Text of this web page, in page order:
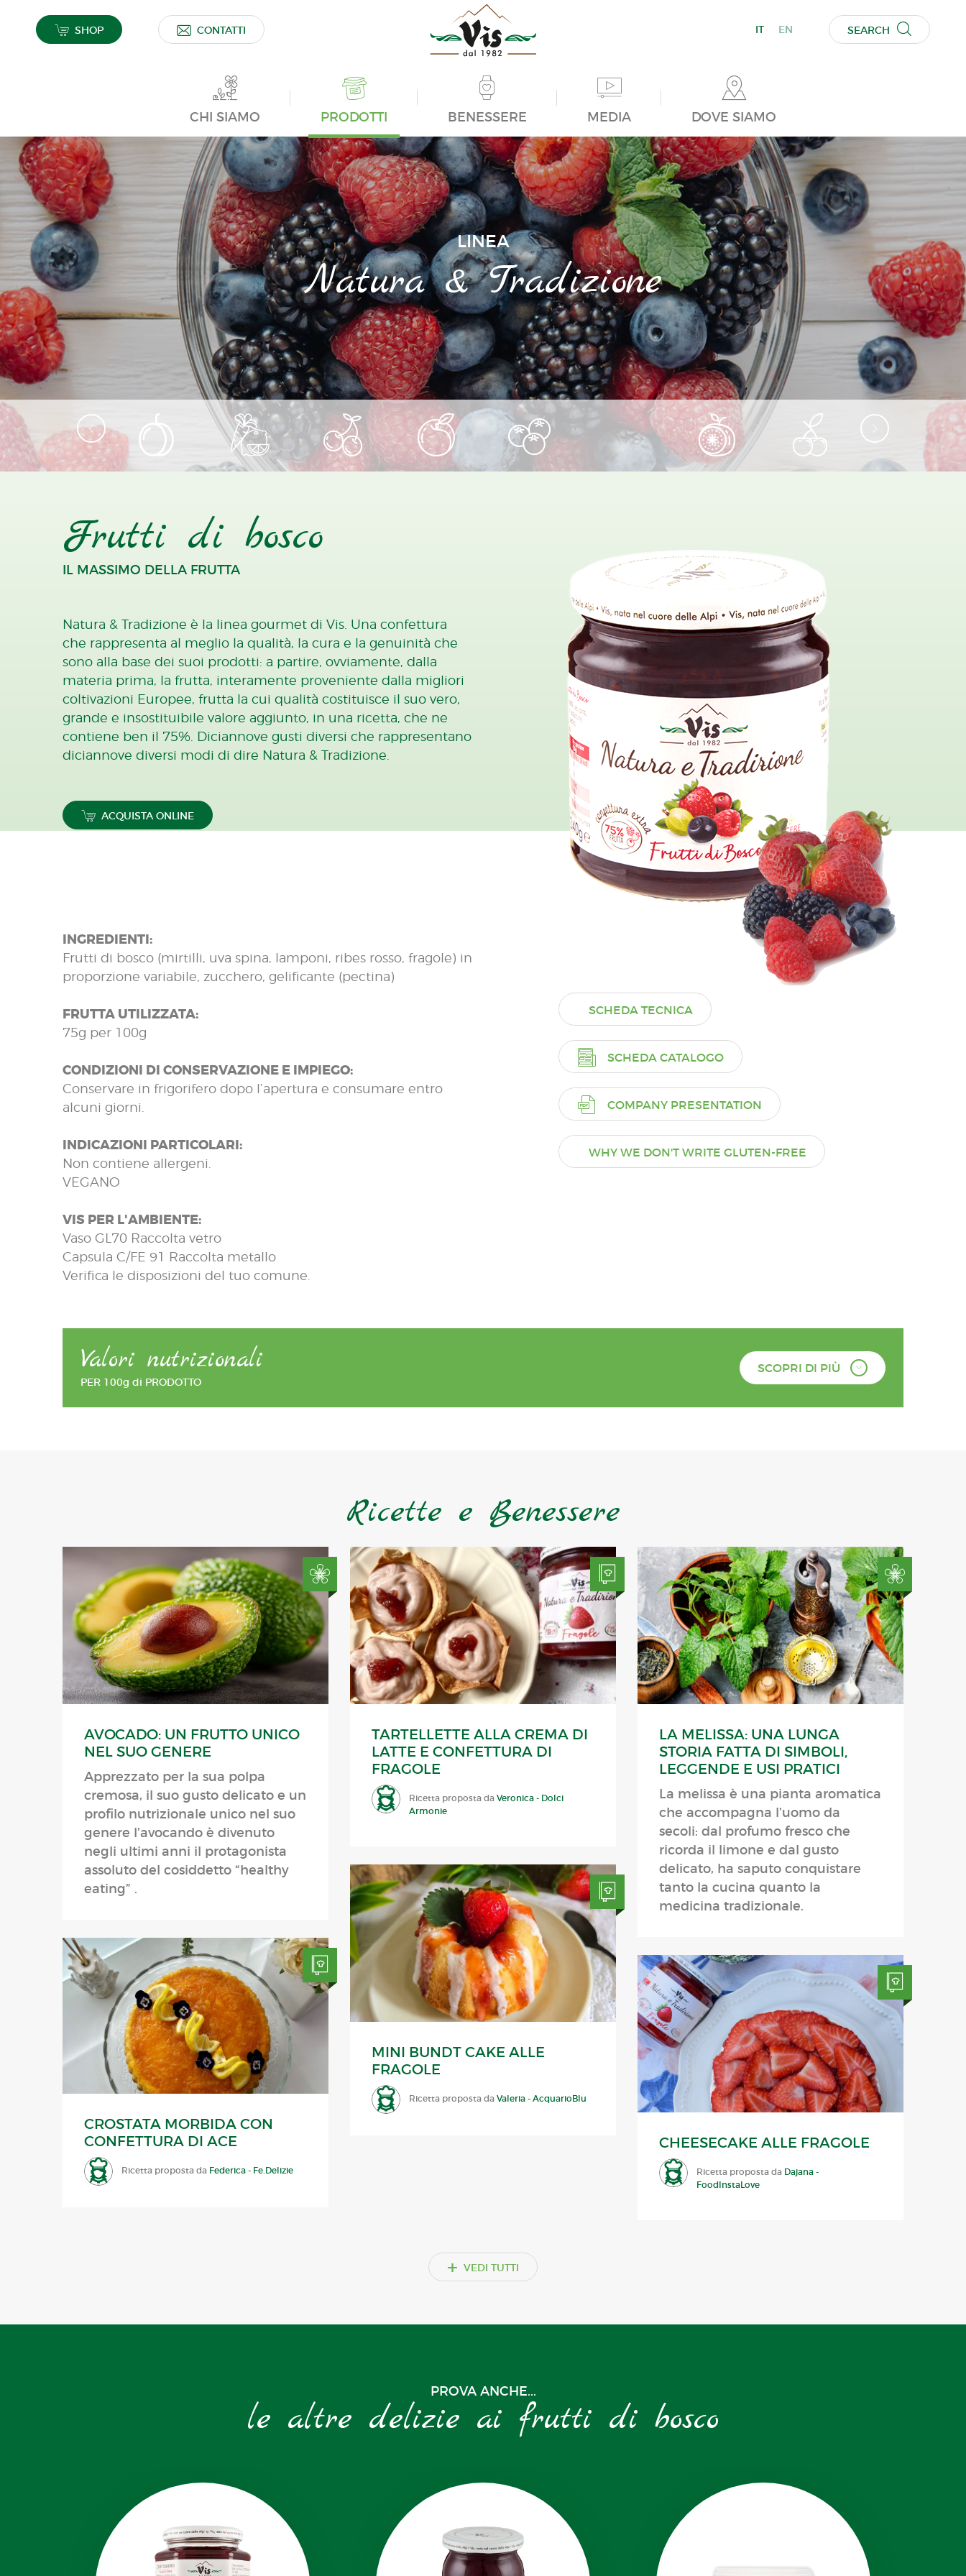
SHOP CONTATTI SEARCH
IT EN
CHI SIAMO PRODOTTI BENESSERE MEDIA DOVE SIAMO
LINEA
Natura & Tradizione
Frutti di bosco
IL MASSIMO DELLA FRUTTA
Natura & Tradizione è la linea gourmet di Vis. Una confettura
che rappresenta al meglio la qualità, la cura e la genuinità che
sono alla base dei suoi prodotti: a partire, ovviamente, dalla
materia prima, la frutta, interamente proveniente dalla migliori
coltivazioni Europee, frutta la cui qualità costituisce il suo vero,
grande e insostituibile valore aggiunto, in una ricetta, che ne
contiene ben il 75%. Diciannove gusti diversi che rappresentano
diciannove diversi modi di dire Natura & Tradizione.
ACQUISTA ONLINE
INGREDIENTI:
Frutti di bosco (mirtilli, uva spina, lamponi, ribes rosso, fragole) in
proporzione variabile, zucchero, gelificante (pectina)
FRUTTA UTILIZZATA:
75g per 100g
CONDIZIONI DI CONSERVAZIONE E IMPIEGO:
Conservare in frigorifero dopo l’apertura e consumare entro
alcuni giorni.
INDICAZIONI PARTICOLARI:
Non contiene allergeni.
VEGANO
VIS PER L'AMBIENTE:
Vaso GL70 Raccolta vetro
Capsula C/FE 91 Raccolta metallo
Verifica le disposizioni del tuo comune.
SCHEDA TECNICA
SCHEDA CATALOGO
COMPANY PRESENTATION
WHY WE DON'T WRITE GLUTEN-FREE
Valori nutrizionali
PER 100g di PRODOTTO
SCOPRI DI PIÙ
Ricette e Benessere
AVOCADO: UN FRUTTO UNICO
NEL SUO GENERE
Apprezzato per la sua polpa
cremosa, il suo gusto delicato e un
profilo nutrizionale unico nel suo
genere l’avocando è divenuto
negli ultimi anni il protagonista
assoluto del cosiddetto “healthy
eating” .
TARTELLETTE ALLA CREMA DI
LATTE E CONFETTURA DI
FRAGOLE
Ricetta proposta da Veronica - Dolci
Armonie
LA MELISSA: UNA LUNGA
STORIA FATTA DI SIMBOLI,
LEGGENDE E USI PRATICI
La melissa è una pianta aromatica
che accompagna l’uomo da
secoli: dal profumo fresco che
ricorda il limone e dal gusto
delicato, ha saputo conquistare
tanto la cucina quanto la
medicina tradizionale.
MINI BUNDT CAKE ALLE
FRAGOLE
Ricetta proposta da Valeria - AcquarioBlu
CROSTATA MORBIDA CON
CONFETTURA DI ACE
Ricetta proposta da Federica - Fe.Delizie
CHEESECAKE ALLE FRAGOLE
Ricetta proposta da Dajana -
FoodInstaLove
+ VEDI TUTTI
PROVA ANCHE...
le altre delizie ai frutti di bosco